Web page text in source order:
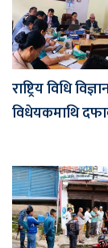
राष्ट्रिय विधि
विधेयकमाथि